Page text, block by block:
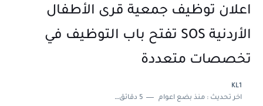
اعلان توظيف جمعية قرى الأطفال
الأردنية SOS تفتح باب التوظيف في
تخصصات متعددة
KL1
اخر تحديث :منذ بضع اعوام 5 دقائق للقراءة